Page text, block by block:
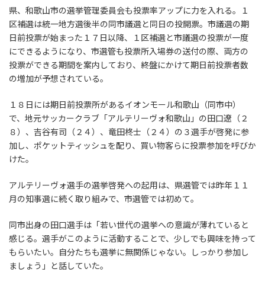
県、和歌山市の選挙管理委員会も投票率アップに力を入れる。１
区補選は統一地方選後半の同市議選と同日の投開票。市議選の期
日前投票が始まった１７日以降、１区補選と市議選の投票が一度
にできるようになり、市選管も投票所入場券の送付の際、両方の
投票ができる期間を案内しており、終盤にかけて期日前投票者数
の増加が予想されている。
１８日には期日前投票所があるイオンモール和歌山（同市中）
で、地元サッカークラブ「アルテリーヴォ和歌山」の田口遼（２
８）、吉谷有司（２４）、竜田柊士（２４）の３選手が啓発に参
加し、ポケットティッシュを配り、買い物客らに投票参加を呼びか
けた。
アルテリーヴォ選手の選挙啓発への起用は、県選管では昨年１１
月の知事選に続く取り組みで、市選管では初めて。
同市出身の田口選手は「若い世代の選挙への意識が薄れていると
感じる。選手がこのように活動することで、少しでも興味を持って
もらいたい。自分たちも選挙に無関係じゃない。しっかり参加し
ましょう」と話していた。